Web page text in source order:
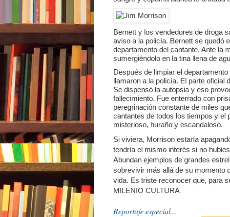
Bernett y los vendedores de droga
aviso a la policía. Bernett se quedó
departamento del cantante. Ante la
sumergiéndolo en la tina llena de
Después de limpiar el
llamaron a la policía. El parte oficial
Se dispensó la autopsia y eso
fallecimiento. Fue enterrado con
peregrinación constante de miles
cantantes de todos los tiempos y el
misterioso, huraño y escandaloso.
Si viviera, Morrison estaría
tendría el mismo interés si no
Abundan ejemplos de grandes
sobrevivir más allá de su momento
vida. Es triste reconocer que, para
MILENIO CULTURA
Reportaje especial...